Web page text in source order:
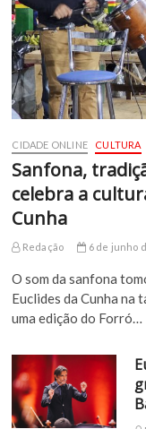
CIDADE ONLINE CULTURA
Sanfona,
celebra a
Cunha
Redação 6 de junho
O som da sanfona
Euclides da Cunha na
uma edição do Forró…